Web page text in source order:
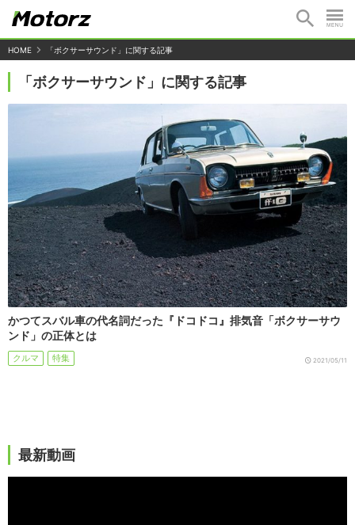
HOME 「ボクサーサウンド」に関する記事
「ボクサーサウンド」に関する記事
かつてスバル車の代名詞だった『ドコドコ』排気音「ボクサーサウ
ンド」の正体とは
クルマ 特集 2021/05/11
最新動画